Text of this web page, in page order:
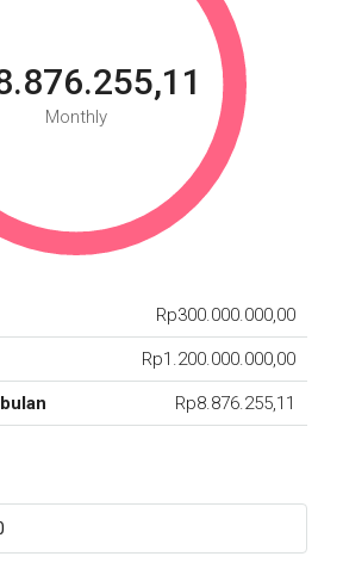
Monthly
Rp300.000.000,00
Rp1.200.000.000,00
Rp8.876.255,11